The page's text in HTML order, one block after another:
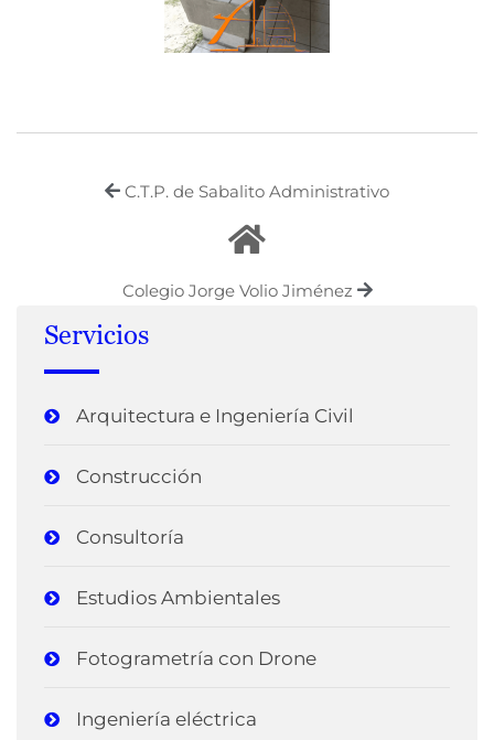
C.T.P. de Sabalito Administrativo
Colegio Jorge Volio Jiménez
Servicios
Arquitectura e Ingeniería Civil
Construcción
Consultoría
Estudios Ambientales
Fotogrametría con Drone
Ingeniería eléctrica